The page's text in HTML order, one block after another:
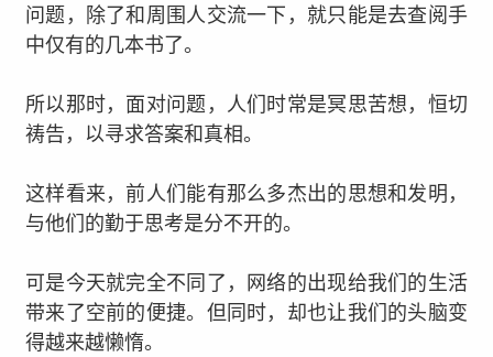
问题，除了和周围人交流一下，就只能是去查阅手
中仅有的几本书了。
所以那时，面对问题，人们时常是冥思苦想，恒切
祷告，以寻求答案和真相。
这样看来，前人们能有那么多杰出的思想和发明，
与他们的勤于思考是分不开的。
可是今天就完全不同了，网络的出现给我们的生活
带来了空前的便捷。 但同时，却也让我们的头脑变
得越来越懒惰。